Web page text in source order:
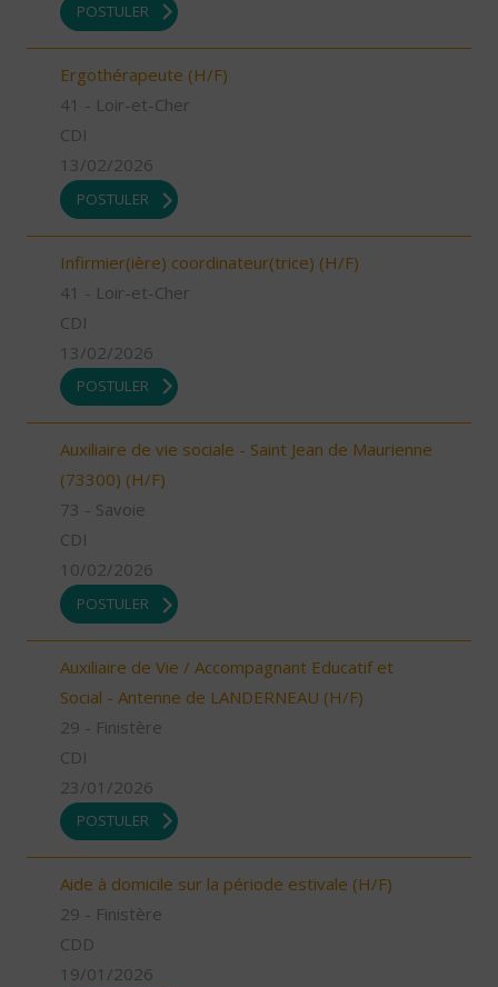
POSTULER
Ergothérapeute (H/F)
41 - Loir-et-Cher
CDI
13/02/2026
POSTULER
Infirmier(ière) coordinateur(trice) (H/F)
41 - Loir-et-Cher
CDI
13/02/2026
POSTULER
Auxiliaire de vie sociale - Saint Jean de Maurienne
(73300) (H/F)
73 - Savoie
CDI
10/02/2026
POSTULER
Auxiliaire de Vie / Accompagnant Educatif et
Social - Antenne de LANDERNEAU (H/F)
29 - Finistère
CDI
23/01/2026
POSTULER
Aide à domicile sur la période estivale (H/F)
29 - Finistère
CDD
19/01/2026